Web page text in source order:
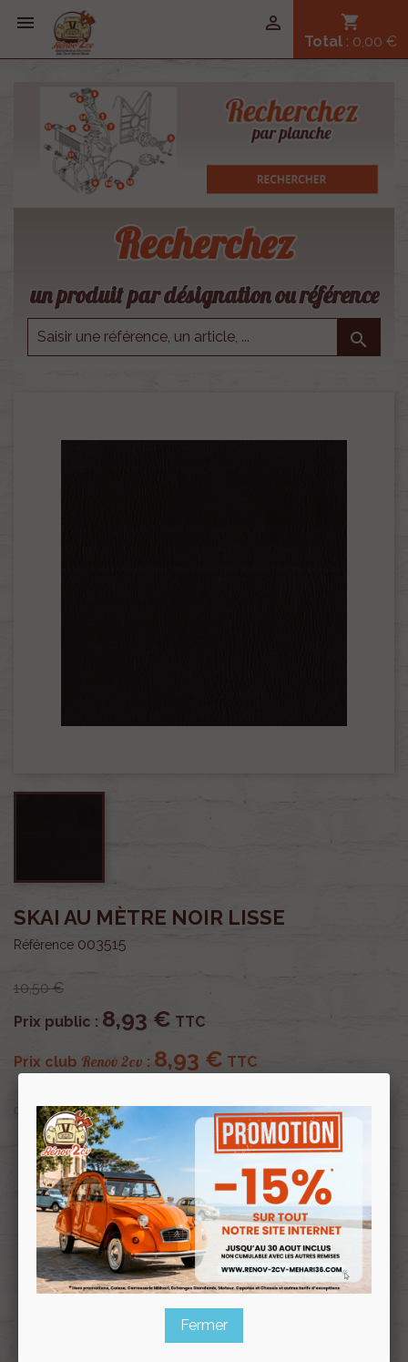
 shopping_cart
Total : 0,00 €

Recherchez
un produit par désignation ou référence

SKAI AU MÈTRE NOIR LISSE
Référence 003515
10,50 €
Prix public : 8,93 € TTC
Prix club Renov 2cv : 8,93 € TTC
OU PAYER EN
Profitez de prix remisés
avec la Carte club
Renov 2cv
Souscrire
au clubRenov 2cv
Fermer